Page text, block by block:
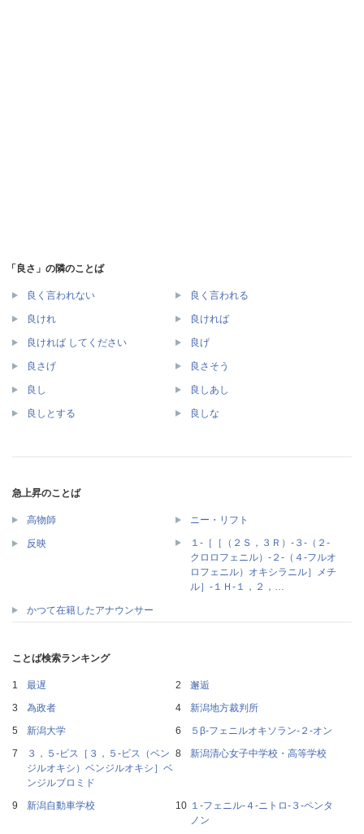
「良さ」の隣のことば
良く言われない 良く言われる
良けれ 良ければ
良ければ してください 良げ
良さげ 良さそう
良し 良しあし
良しとする 良しな
急上昇のことば
高物師 ニー・リフト
反映
１‐［［（２Ｓ，３Ｒ）‐３‐（２‐
クロロフェニル）‐２‐（４‐フルオ
ロフェニル）オキシラニル］メチ
ル］‐１Ｈ‐１，２，…
かつて在籍したアナウンサー
ことば検索ランキング
最遅
邂逅
為政者
新潟地方裁判所
新潟大学
５β‐フェニルオキソラン‐２‐オン
３，５‐ビス［３，５‐ビス（ベン
ジルオキシ）ベンジルオキシ］ベ
ンジルブロミド
新潟清心女子中学校・高等学校
新潟自動車学校
１‐フェニル‐４‐ニトロ‐３‐ペンタ
ノン